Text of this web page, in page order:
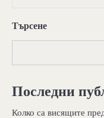
Търсене
Последни
Колко са висящите